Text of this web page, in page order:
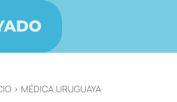
> MÉDICA URUGUAYA